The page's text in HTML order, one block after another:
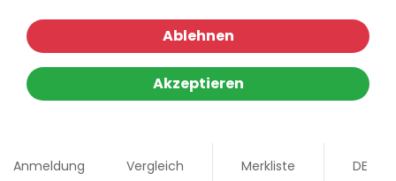
Ablehnen
Akzeptieren
Anmeldung Vergleich Merkliste DE